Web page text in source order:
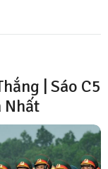
| Sáo C5
Nhất